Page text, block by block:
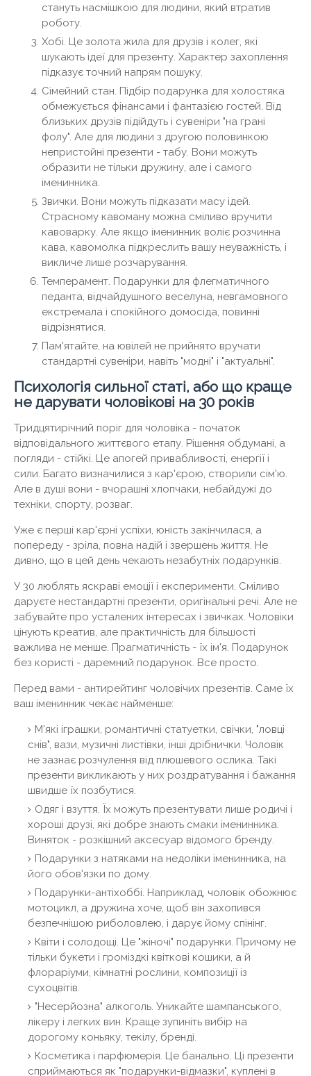
стануть насмішкою для людини, який втратив
роботу.
Хобі. Це золота жила для друзів і колег, які
шукають ідеї для презенту. Характер захоплення
підказує точний напрям пошуку.
Сімейний стан. Підбір подарунка для холостяка
обмежується фінансами і фантазією гостей. Від
близьких друзів підійдуть і сувеніри "на грані
фолу". Але для людини з другою половинкою
непристойні презенти - табу. Вони можуть
образити не тільки дружину, але і самого
іменинника.
Звички. Вони можуть підказати масу ідей.
Страсному кавоману можна сміливо вручити
кавоварку. Але якщо іменинник воліє розчинна
кава, кавомолка підкреслить вашу неуважність, і
викличе лише розчарування.
Темперамент. Подарунки для флегматичного
педанта, відчайдушного веселуна, невгамовного
екстремала і спокійного домосіда, повинні
відрізнятися.
Пам'ятайте, на ювілей не прийнято вручати
стандартні сувеніри, навіть "модні" і "актуальні".
Психологія сильної статі, або що краще
не дарувати чоловікові на 30 років
Тридцятирічний поріг для чоловіка - початок
відповідального життєвого етапу. Рішення обдумані, а
погляди - стійкі. Це апогей привабливості, енергії і
сили. Багато визначилися з кар'єрою, створили сім'ю.
Але в душі вони - вчорашні хлопчаки, небайдужі до
техніки, спорту, розваг.
Уже є перші кар'єрні успіхи, юність закінчилася, а
попереду - зріла, повна надій і звершень життя. Не
дивно, що в цей день чекають незабутніх подарунків.
У 30 люблять яскраві емоції і експерименти. Сміливо
даруєте нестандартні презенти, оригінальні речі. Але не
забувайте про усталених інтересах і звичках. Чоловіки
цінують креатив, але практичність для більшості
важлива не менше. Прагматичність - їх ім'я. Подарунок
без користі - даремний подарунок. Все просто.
Перед вами - антирейтинг чоловічих презентів. Саме їх
ваш іменинник чекає найменше:
М'які іграшки, романтичні статуетки, свічки, "ловці
снів", вази, музичні листівки, інші дрібнички. Чоловік
не зазнає розчулення від плюшевого ослика. Такі
презенти викликають у них роздратування і бажання
швидше їх позбутися.
Одяг і взуття. Їх можуть презентувати лише родичі і
хороші друзі, які добре знають смаки іменинника.
Виняток - розкішний аксесуар відомого бренду.
Подарунки з натяками на недоліки іменинника, на
його обов'язки по дому.
Подарунки-антіхоббі. Наприклад, чоловік обожнює
мотоцикл, а дружина хоче, щоб він захопився
безпечнішою риболовлею, і дарує йому спінінг.
Квіти і солодощі. Це "жіночі" подарунки. Причому не
тільки букети і громіздкі квіткові кошики, а й
флораріуми, кімнатні рослини, композиції із
сухоцвітів.
"Несерйозна" алкоголь. Уникайте шампанського,
лікеру і легких вин. Краще зупиніть вибір на
дорогому коньяку, текілу, бренді.
Косметика і парфюмерія. Це банально. Ці презенти
сприймаються як "подарунки-відмазки", куплені в